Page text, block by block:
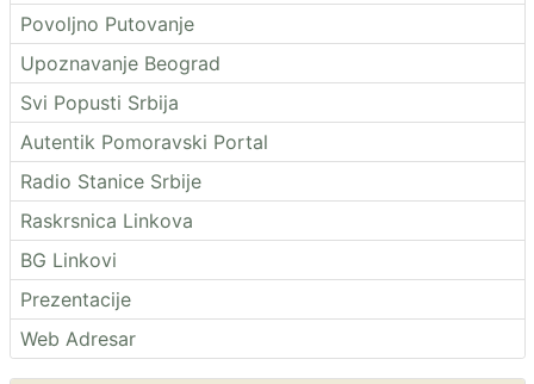
Povoljno Putovanje
Upoznavanje Beograd
Svi Popusti Srbija
Autentik Pomoravski Portal
Radio Stanice Srbije
Raskrsnica Linkova
BG Linkovi
Prezentacije
Web Adresar